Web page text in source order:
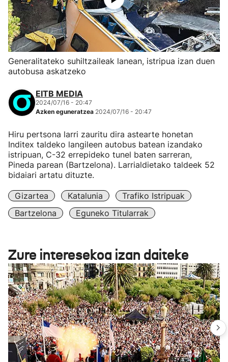
Generalitateko suhiltzaileak lanean, istripua izan duen
autobusa askatzeko
EITB MEDIA
2024/07/16 - 20:47
Azken eguneratzea 2024/07/16 - 20:47
Hiru pertsona larri zauritu dira astearte honetan
Inditex taldeko langileen autobus batean izandako
istripuan, C-32 errepideko tunel baten sarreran,
Pineda parean (Bartzelona). Larrialdietako taldeek 52
bidaiari artatu dituzte.
Gizartea Katalunia
Trafiko Istripuak
Bartzelona
Eguneko Titularrak
Zure interesekoa izan daiteke